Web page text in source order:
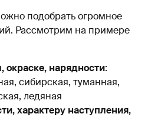
подобрать огромное
Рассмотрим на примере
окраске, нарядности:
сибирская, туманная,
ледяная
характеру наступления,